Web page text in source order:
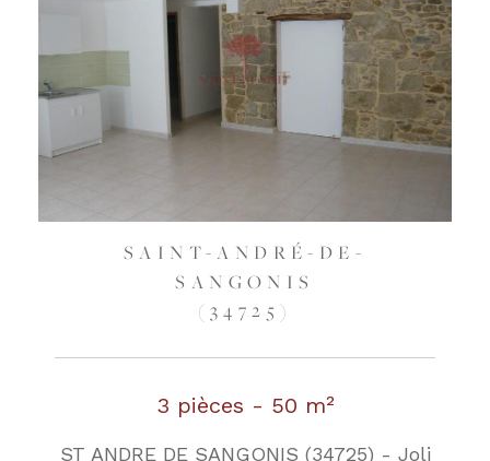
SAINT-ANDRÉ-DE-
SANGONIS
(34725)
3 pièces - 50 m²
ST ANDRE DE SANGONIS (34725) - Joli